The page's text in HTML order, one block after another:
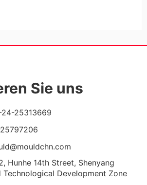
Sie uns
25313669
Hunhe 14th Street, Shenyang
Technological Development Zone